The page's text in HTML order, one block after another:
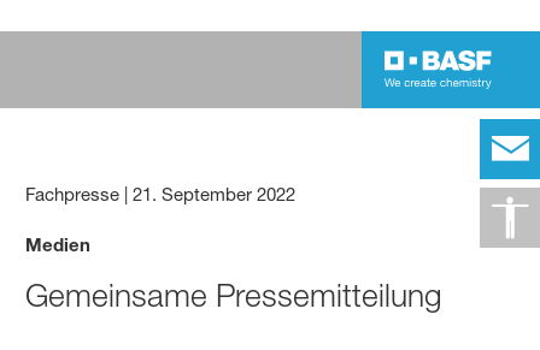
Fachpresse |21. September 2022
Medien
Gemeinsame Pressemitteilung